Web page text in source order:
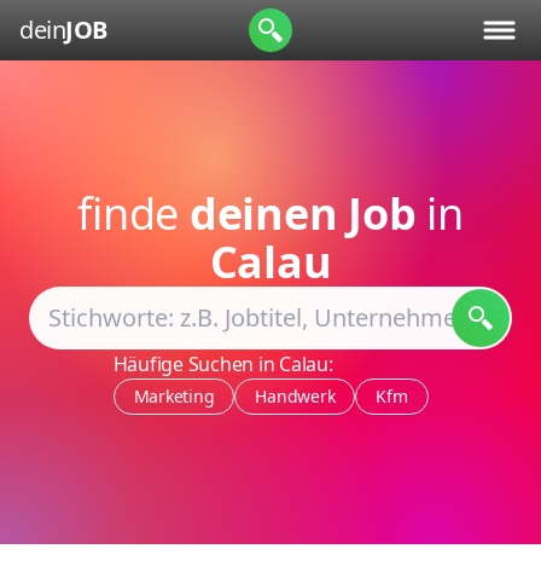
deinJOB
finde deinen Job in
Calau
Häufige Suchen in Calau:
Marketing Handwerk Kfm